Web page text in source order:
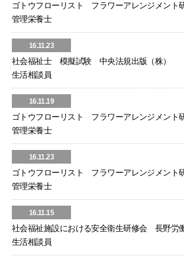
ゴトウフローリスト フラワーアレンジメント
管理栄養士
16.11.23
社会福祉士 模擬試験 中央法規出版（株）
生活相談員
16.11.19
ゴトウフローリスト フラワーアレンジメント
管理栄養士
16.11.23
ゴトウフローリスト フラワーアレンジメント
管理栄養士
16.11.15
社会福祉施設における安全衛生研修会 長野労
生活相談員